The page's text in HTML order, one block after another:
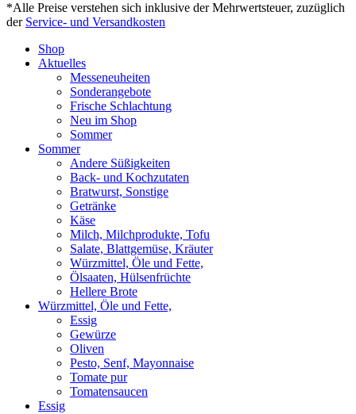
*Alle Preise verstehen sich inklusive der Mehrwertsteuer, zuzüglich
der Service- und Versandkosten
Shop
Aktuelles
Messeneuheiten
Sonderangebote
Frische Schlachtung
Neu im Shop
Sommer
Sommer
Andere Süßigkeiten
Back- und Kochzutaten
Bratwurst, Sonstige
Getränke
Käse
Milch, Milchprodukte, Tofu
Salate, Blattgemüse, Kräuter
Würzmittel, Öle und Fette,
Ölsaaten, Hülsenfrüchte
Hellere Brote
Würzmittel, Öle und Fette,
Essig
Gewürze
Oliven
Pesto, Senf, Mayonnaise
Tomate pur
Tomatensaucen
Essig